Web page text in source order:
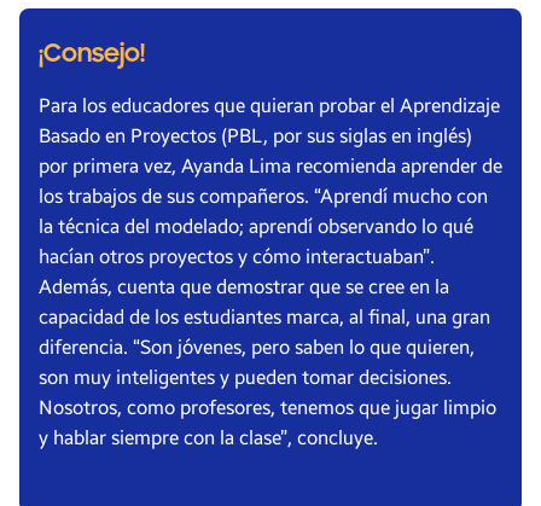
¡Consejo!
Para los educadores que quieran probar el Aprendizaje
Basado en Proyectos (PBL, por sus siglas en inglés)
por primera vez, Ayanda Lima recomienda aprender de
los trabajos de sus compañeros. “Aprendí mucho con
la técnica del modelado; aprendí observando lo qué
hacían otros proyectos y cómo interactuaban”.
Además, cuenta que demostrar que se cree en la
capacidad de los estudiantes marca, al final, una gran
diferencia. “Son jóvenes, pero saben lo que quieren,
son muy inteligentes y pueden tomar decisiones.
Nosotros, como profesores, tenemos que jugar limpio
y hablar siempre con la clase”, concluye.